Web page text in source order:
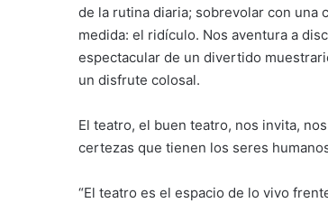
de la rutina diaria; sobrevolar con una
medida: el ridículo. Nos aventura a
espectacular de un divertido
un disfrute colosal.
El teatro, el buen teatro, nos invita,
certezas que tienen los seres
“El teatro es el espacio de lo vivo